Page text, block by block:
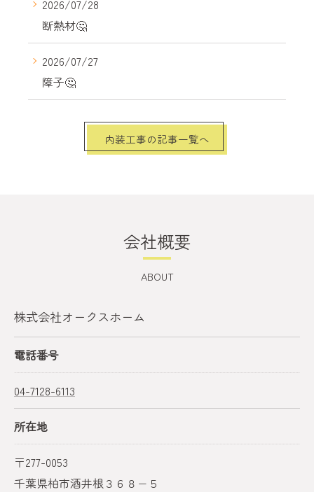
2026/07/28
断熱材🤔
2026/07/27
障子🤔
内装工事の記事一覧へ
会社概要
ABOUT
株式会社オークスホーム
電話番号
04-7128-6113
所在地
〒277-0053
千葉県柏市酒井根３６８−５